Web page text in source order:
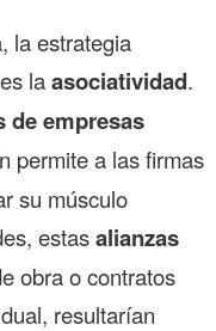
la estrategia
laasociatividad.
de empresas
permite a las firmas
su músculo
estasalianzas
obra o contratos
resultarían